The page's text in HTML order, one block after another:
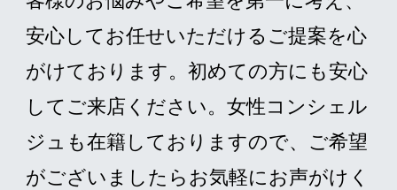
安心してお任せいただけるご提案を心
がけております。初めての方にも安心
してご来店ください。女性コンシェル
ジュも在籍しておりますので、ご希望
がございましたらお気軽にお声がけく